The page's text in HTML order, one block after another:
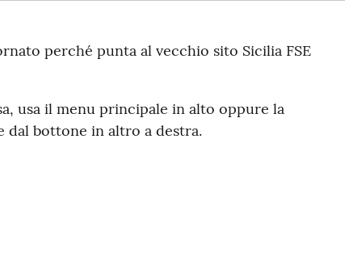
perché punta al vecchio sito Sicilia FSE
usa il menu principale in alto oppure la
bottone in altro a destra.